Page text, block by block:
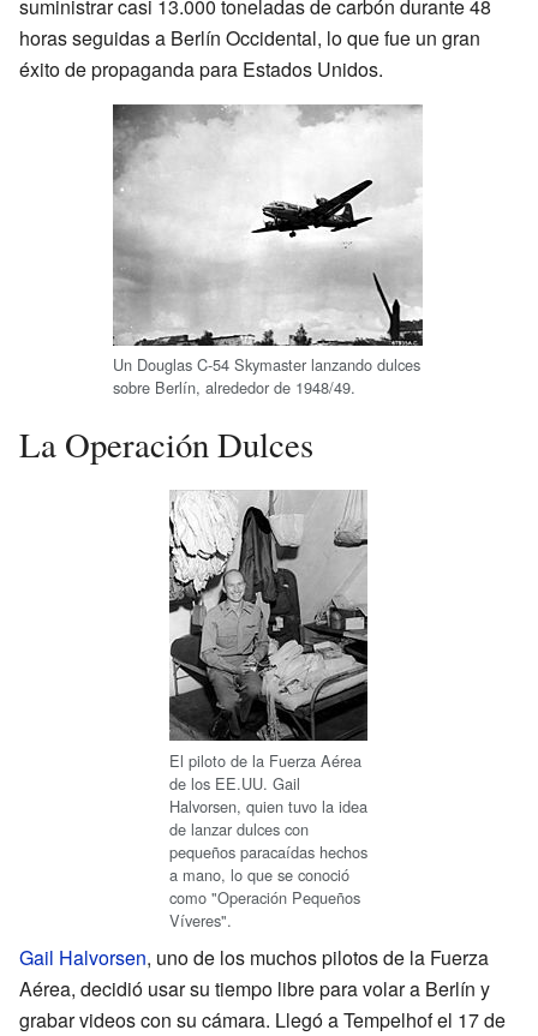
suministrar casi 13.000 toneladas de carbón durante 48
horas seguidas a Berlín Occidental, lo que fue un gran
éxito de propaganda para Estados Unidos.
Un Douglas C-54 Skymaster lanzando dulces
sobre Berlín, alrededor de 1948/49.
La Operación Dulces
El piloto de la Fuerza Aérea
de los EE.UU. Gail
Halvorsen, quien tuvo la idea
de lanzar dulces con
pequeños paracaídas hechos
a mano, lo que se conoció
como "Operación Pequeños
Víveres".
Gail Halvorsen, uno de los muchos pilotos de la Fuerza
Aérea, decidió usar su tiempo libre para volar a Berlín y
grabar videos con su cámara. Llegó a Tempelhof el 17 de